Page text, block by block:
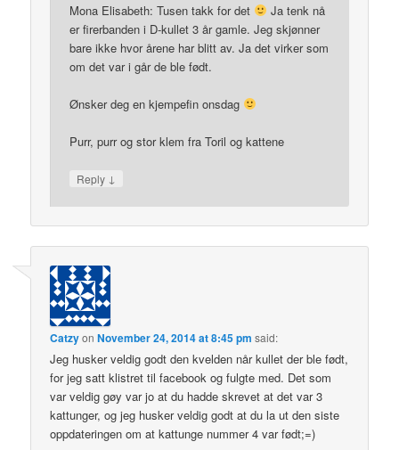
Mona Elisabeth: Tusen takk for det
Ja tenk nå
er firerbanden i D-kullet 3 år gamle. Jeg skjønner
bare ikke hvor årene har blitt av. Ja det virker som
om det var i går de ble født.
Ønsker deg en kjempefin onsdag
Purr, purr og stor klem fra Toril og kattene
Reply ↓
CatzyonNovember 24, 2014 at 8:45 pm said:
Jeg husker veldig godt den kvelden når kullet der ble født,
for jeg satt klistret til facebook og fulgte med. Det som
var veldig gøy var jo at du hadde skrevet at det var 3
kattunger, og jeg husker veldig godt at du la ut den siste
oppdateringen om at kattunge nummer 4 var født;=)